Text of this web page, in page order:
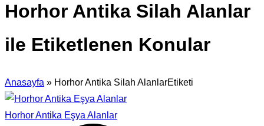
Horhor Antika Silah Alanlar
ile Etiketlenen Konular
Anasayfa » Horhor Antika Silah AlanlarEtiketi
Horhor Antika Eşya Alanlar